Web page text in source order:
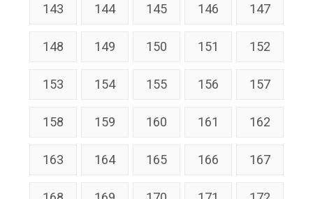
143 144 145 146 147
148 149 150 151 152
153 154 155 156 157
158 159 160 161 162
163 164 165 166 167